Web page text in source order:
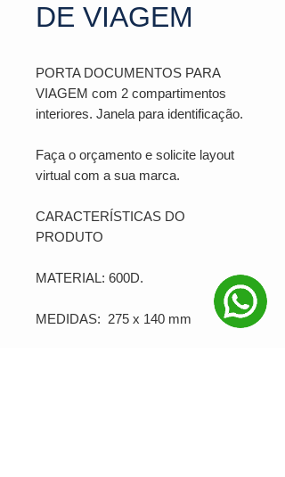
DE VIAGEM
PORTA DOCUMENTOS PARA
VIAGEM com 2 compartimentos
interiores. Janela para identificação.
Faça o orçamento e solicite layout
virtual com a sua marca.
CARACTERÍSTICAS DO
PRODUTO
MATERIAL: 600D.
MEDIDAS:  275 x 140 mm